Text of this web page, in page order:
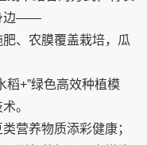
边——
、农膜覆盖栽培，瓜
稻+”绿色高效种植模
。
营养物质添彩健康；